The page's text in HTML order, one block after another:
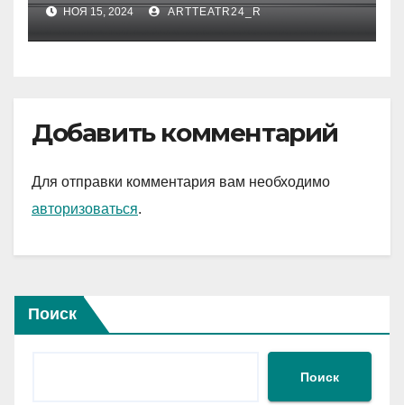
НОЯ 15, 2024 ARTTEATR24_R
Добавить комментарий
Для отправки комментария вам необходимо
авторизоваться.
Поиск
Поиск